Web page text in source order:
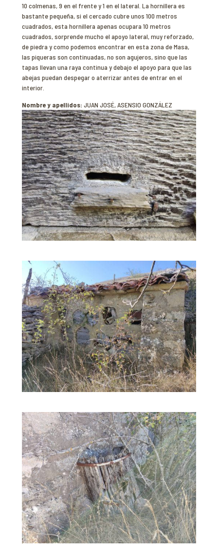
10 colmenas, 9 en el frente y 1 en el lateral. La hornillera es
bastante pequeña, si el cercado cubre unos 100 metros
cuadrados, esta hornillera apenas ocupara 10 metros
cuadrados, sorprende mucho el apoyo lateral, muy reforzado,
de piedra y como podemos encontrar en esta zona de Masa,
las piqueras son continuadas, no son agujeros, sino que las
tapas llevan una raya continua y debajo el apoyo para que las
abejas puedan despegar o aterrizar antes de entrar en el
interior.
Nombre y apellidos: JUAN JOSÉ, ASENSIO GONZÁLEZ